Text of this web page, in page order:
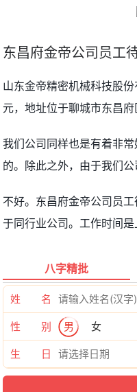
东昌府金帝公司员工
山东金帝精密机械科技股
元，地址位于聊城市东昌府
我们公司同样也是有着非
的。除此之外，由于我们
不好。东昌府金帝公司员
于同行业公司。工作时间
八字精批
姓 名
性 别 男 女
生 日